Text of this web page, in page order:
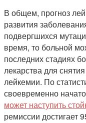
В общем, прогноз
развития
подвергшихся
время, то больной
последних стадиях
лекарства для
лейкемии. По
своевременно
может наступить
ремиссии достигает